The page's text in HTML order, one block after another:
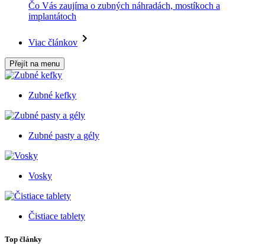
Čo Vás zaujíma o zubných náhradách, mostíkoch a
implantátoch
Viac článkov
Přejít na menu
Zubné kefky
Zubné pasty a gély
Vosky
Čistiace tablety
Top články